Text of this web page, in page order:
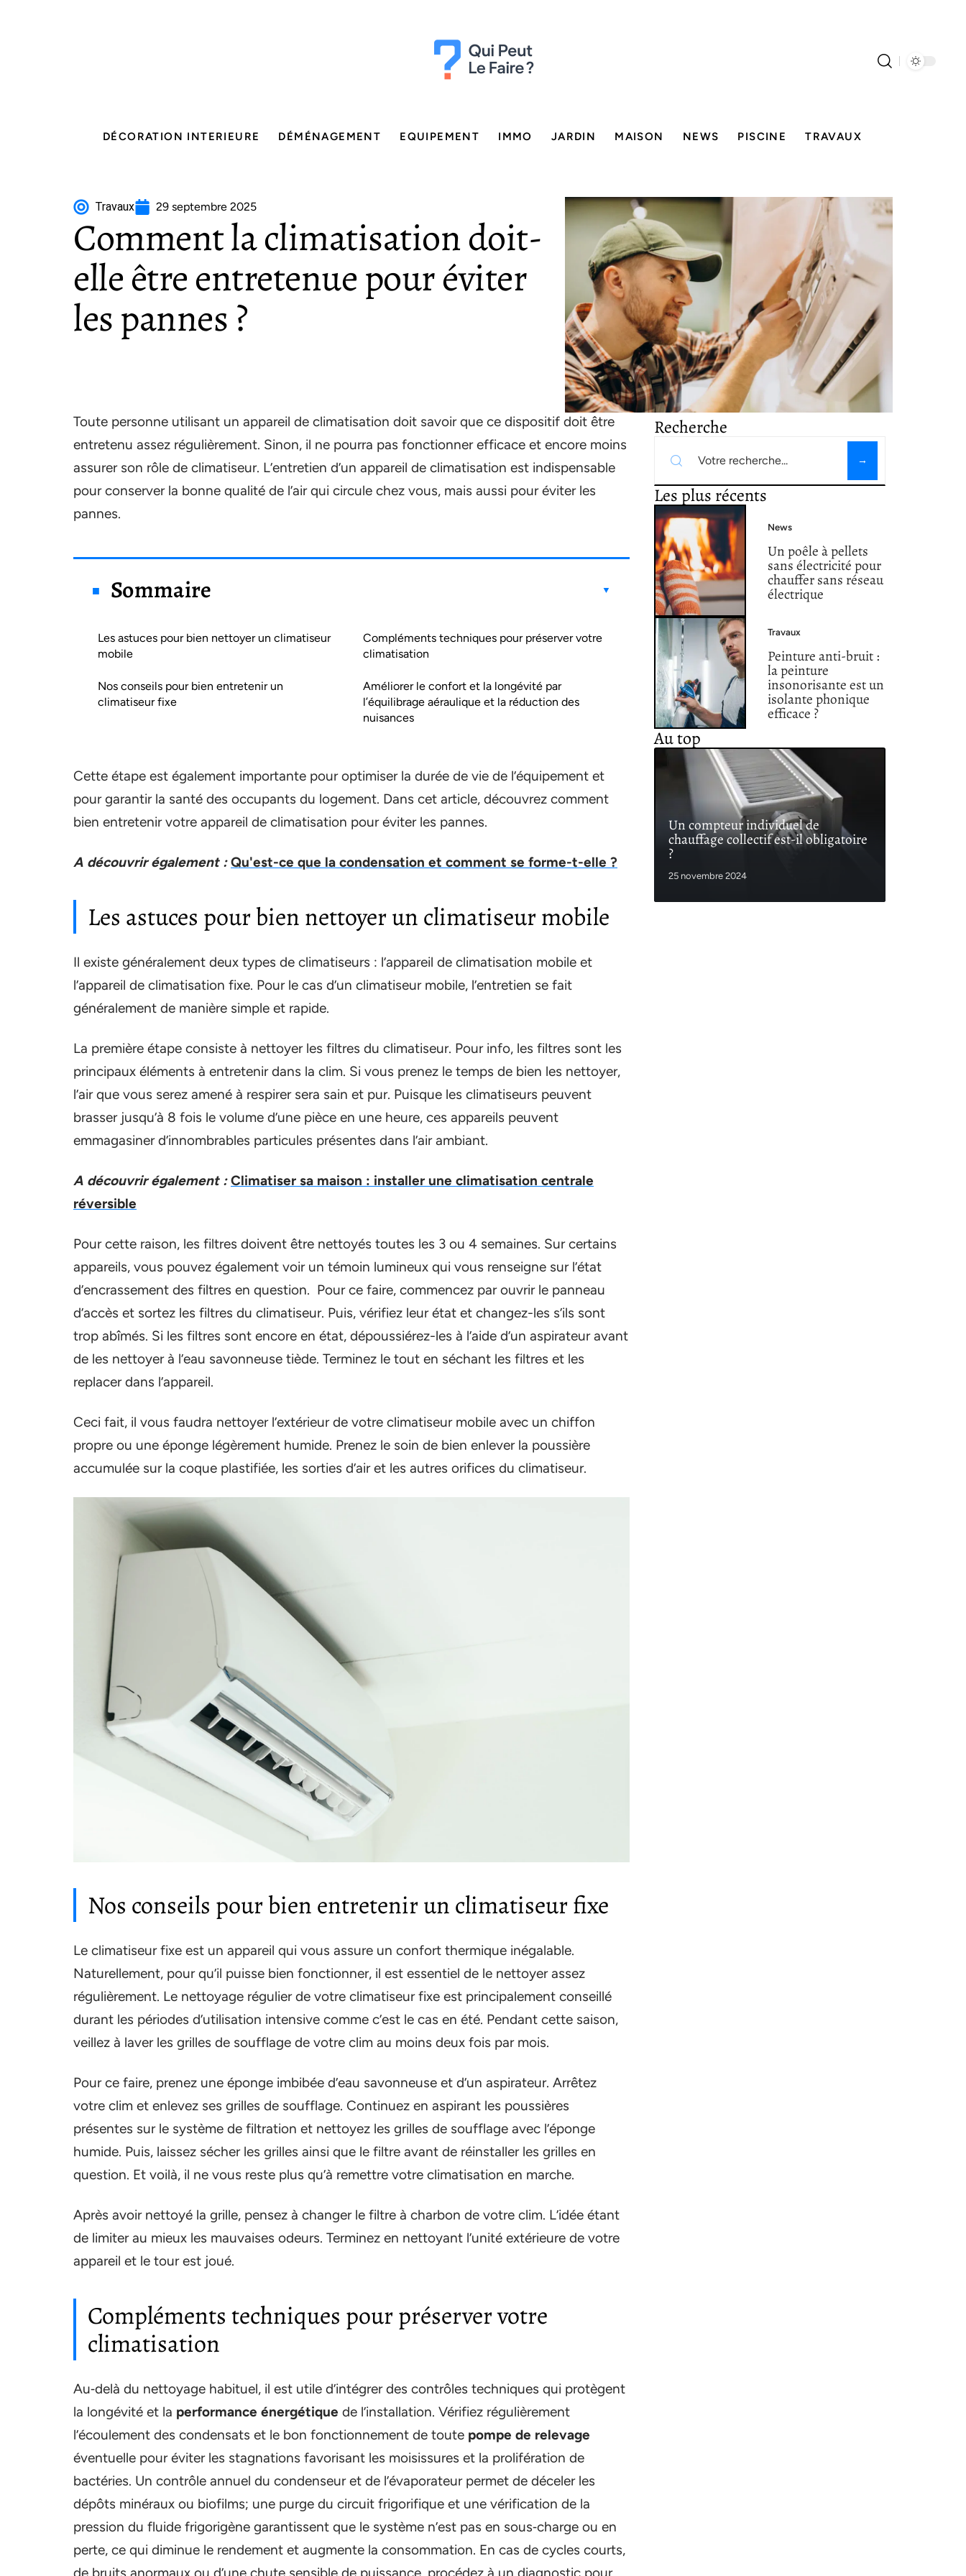
DÉCORATION INTERIEURE DÉMÉNAGEMENT EQUIPEMENT IMMO JARDIN MAISON NEWS PISCINE TRAVAUX
Travaux 29 septembre 2025
Comment la climatisation doit-
elle être entretenue pour éviter
les pannes ?
Toute personne utilisant un appareil de climatisation doit savoir que ce dispositif doit être
entretenu assez régulièrement. Sinon, il ne pourra pas fonctionner efficace et encore moins
assurer son rôle de climatiseur. L’entretien d’un appareil de climatisation est indispensable
pour conserver la bonne qualité de l’air qui circule chez vous, mais aussi pour éviter les
pannes.
Sommaire
Les astuces pour bien nettoyer un climatiseur
mobile
Nos conseils pour bien entretenir un
climatiseur fixe
Compléments techniques pour préserver votre
climatisation
Améliorer le confort et la longévité par
l’équilibrage aéraulique et la réduction des
nuisances
Cette étape est également importante pour optimiser la durée de vie de l’équipement et
pour garantir la santé des occupants du logement. Dans cet article, découvrez comment
bien entretenir votre appareil de climatisation pour éviter les pannes.
A découvrir également : Qu'est-ce que la condensation et comment se forme-t-elle ?
Les astuces pour bien nettoyer un climatiseur mobile
Il existe généralement deux types de climatiseurs : l’appareil de climatisation mobile et
l’appareil de climatisation fixe. Pour le cas d’un climatiseur mobile, l’entretien se fait
généralement de manière simple et rapide.
La première étape consiste à nettoyer les filtres du climatiseur. Pour info, les filtres sont les
principaux éléments à entretenir dans la clim. Si vous prenez le temps de bien les nettoyer,
l’air que vous serez amené à respirer sera sain et pur. Puisque les climatiseurs peuvent
brasser jusqu’à 8 fois le volume d’une pièce en une heure, ces appareils peuvent
emmagasiner d’innombrables particules présentes dans l’air ambiant.
A découvrir également : Climatiser sa maison : installer une climatisation centrale
réversible
Pour cette raison, les filtres doivent être nettoyés toutes les 3 ou 4 semaines. Sur certains
appareils, vous pouvez également voir un témoin lumineux qui vous renseigne sur l’état
d’encrassement des filtres en question. Pour ce faire, commencez par ouvrir le panneau
d’accès et sortez les filtres du climatiseur. Puis, vérifiez leur état et changez-les s’ils sont
trop abîmés. Si les filtres sont encore en état, dépoussiérez-les à l’aide d’un aspirateur avant
de les nettoyer à l’eau savonneuse tiède. Terminez le tout en séchant les filtres et les
replacer dans l’appareil.
Ceci fait, il vous faudra nettoyer l’extérieur de votre climatiseur mobile avec un chiffon
propre ou une éponge légèrement humide. Prenez le soin de bien enlever la poussière
accumulée sur la coque plastifiée, les sorties d’air et les autres orifices du climatiseur.
Nos conseils pour bien entretenir un climatiseur fixe
Le climatiseur fixe est un appareil qui vous assure un confort thermique inégalable.
Naturellement, pour qu’il puisse bien fonctionner, il est essentiel de le nettoyer assez
régulièrement. Le nettoyage régulier de votre climatiseur fixe est principalement conseillé
durant les périodes d’utilisation intensive comme c’est le cas en été. Pendant cette saison,
veillez à laver les grilles de soufflage de votre clim au moins deux fois par mois.
Pour ce faire, prenez une éponge imbibée d’eau savonneuse et d’un aspirateur. Arrêtez
votre clim et enlevez ses grilles de soufflage. Continuez en aspirant les poussières
présentes sur le système de filtration et nettoyez les grilles de soufflage avec l’éponge
humide. Puis, laissez sécher les grilles ainsi que le filtre avant de réinstaller les grilles en
question. Et voilà, il ne vous reste plus qu’à remettre votre climatisation en marche.
Après avoir nettoyé la grille, pensez à changer le filtre à charbon de votre clim. L’idée étant
de limiter au mieux les mauvaises odeurs. Terminez en nettoyant l’unité extérieure de votre
appareil et le tour est joué.
Compléments techniques pour préserver votre
climatisation
Au‑delà du nettoyage habituel, il est utile d’intégrer des contrôles techniques qui protègent
la longévité et la performance énergétique de l’installation. Vérifiez régulièrement
l’écoulement des condensats et le bon fonctionnement de toute pompe de relevage
éventuelle pour éviter les stagnations favorisant les moisissures et la prolifération de
bactéries. Un contrôle annuel du condenseur et de l’évaporateur permet de déceler les
dépôts minéraux ou biofilms; une purge du circuit frigorifique et une vérification de la
pression du fluide frigorigène garantissent que le système n’est pas en sous‑charge ou en
perte, ce qui diminue le rendement et augmente la consommation. En cas de cycles courts,
de bruits anormaux ou d’une chute sensible de puissance, procédez à un diagnostic pour
Recherche
Les plus récents
News
Un poêle à pellets
sans électricité pour
chauffer sans réseau
électrique
Travaux
Peinture anti-bruit :
la peinture
insonorisante est un
isolante phonique
efficace ?
Au top
Un compteur individuel de
chauffage collectif est-il obligatoire
?
25 novembre 2024